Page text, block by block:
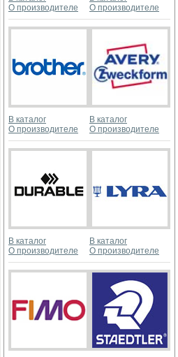
О производителе
О производителе
В каталог
О производителе
В каталог
О производителе
В каталог
О производителе
В каталог
О производителе